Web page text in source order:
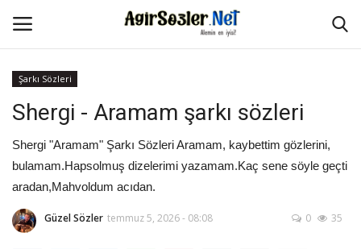
Anasayfa
İletişim
Aşk Sözleri
Şarkı Sözleri
Shergi - Aramam şarkı sözleri
Shergi "Aramam" Şarkı Sözleri Aramam, kaybettim gözlerini,
bulamam.Hapsolmuş dizelerimi yazamam.Kaç sene söyle geçti
aradan,Mahvoldum acıdan.
Güzel Sözler temmuz 5, 2026 - 08:08 0 35